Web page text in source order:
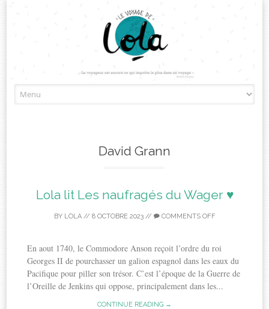
to
David Grann
Lola lit Les naufragés du Wager ♥
BY LOLA// 8 OCTOBRE 2023// COMMENTS OFF
En aout 1740, le Commodore Anson reçoit l’ordre du roi
Georges II de pourchasser un galion espagnol dans les eaux du
Pacifique pour piller son trésor. C’est l’époque de la Guerre de
l’Oreille de Jenkins qui oppose, principalement dans les...
CONTINUE READING →